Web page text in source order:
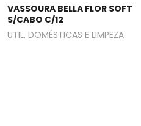
VASSOURA BELLA FLOR SOFT
S/CABO C/12
UTIL. DOMÉSTICAS E LIMPEZA